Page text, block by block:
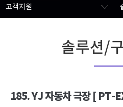
고객지원
솔루션/
185. YJ 자동차 극장 [ PT-